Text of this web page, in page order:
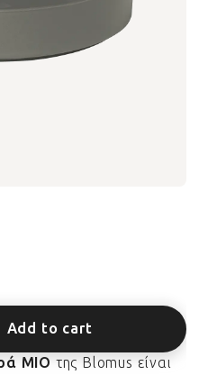
Add to cart
MIO της Blomus είναι